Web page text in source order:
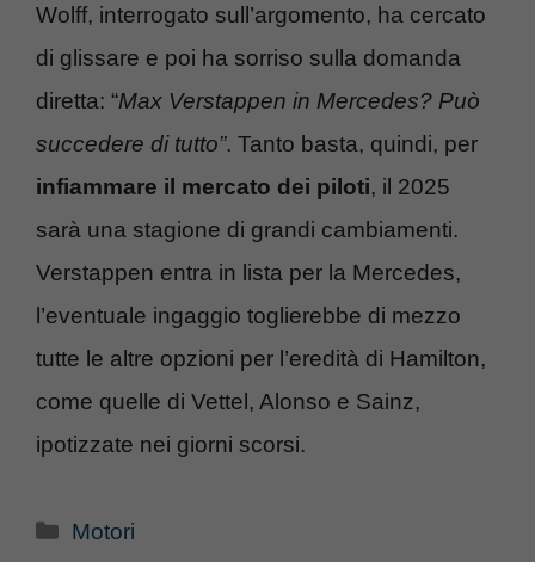
Wolff, interrogato sull’argomento, ha cercato
di glissare e poi ha sorriso sulla domanda
diretta: “Max Verstappen in Mercedes? Può
succedere di tutto”. Tanto basta, quindi, per
infiammare il mercato dei piloti, il 2025
sarà una stagione di grandi cambiamenti.
Verstappen entra in lista per la Mercedes,
l’eventuale ingaggio toglierebbe di mezzo
tutte le altre opzioni per l’eredità di Hamilton,
come quelle di Vettel, Alonso e Sainz,
ipotizzate nei giorni scorsi.
Categorie
Motori